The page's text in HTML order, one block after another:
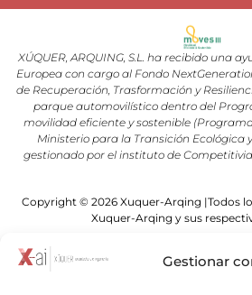
Gestionar
XÚQUER, ARQUING, S.L. ha recibido una
Europea con cargo al Fondo
de Recuperación, Trasformación y
parque automovilístico dentro del
movilidad eficiente y sostenible
Ministerio para la Transición Ecológica
gestionado por el instituto de
Copyright © 2026 Xuquer-Arqing |Todos
Xuquer-Arqing y sus